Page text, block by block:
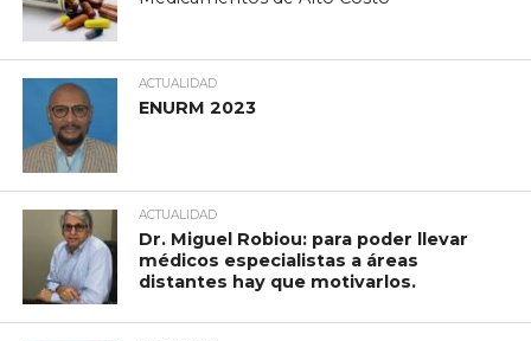
ACTUALIDAD
ENURM 2023
ACTUALIDAD
Dr. Miguel Robiou: para poder llevar
médicos especialistas a áreas
distantes hay que motivarlos.